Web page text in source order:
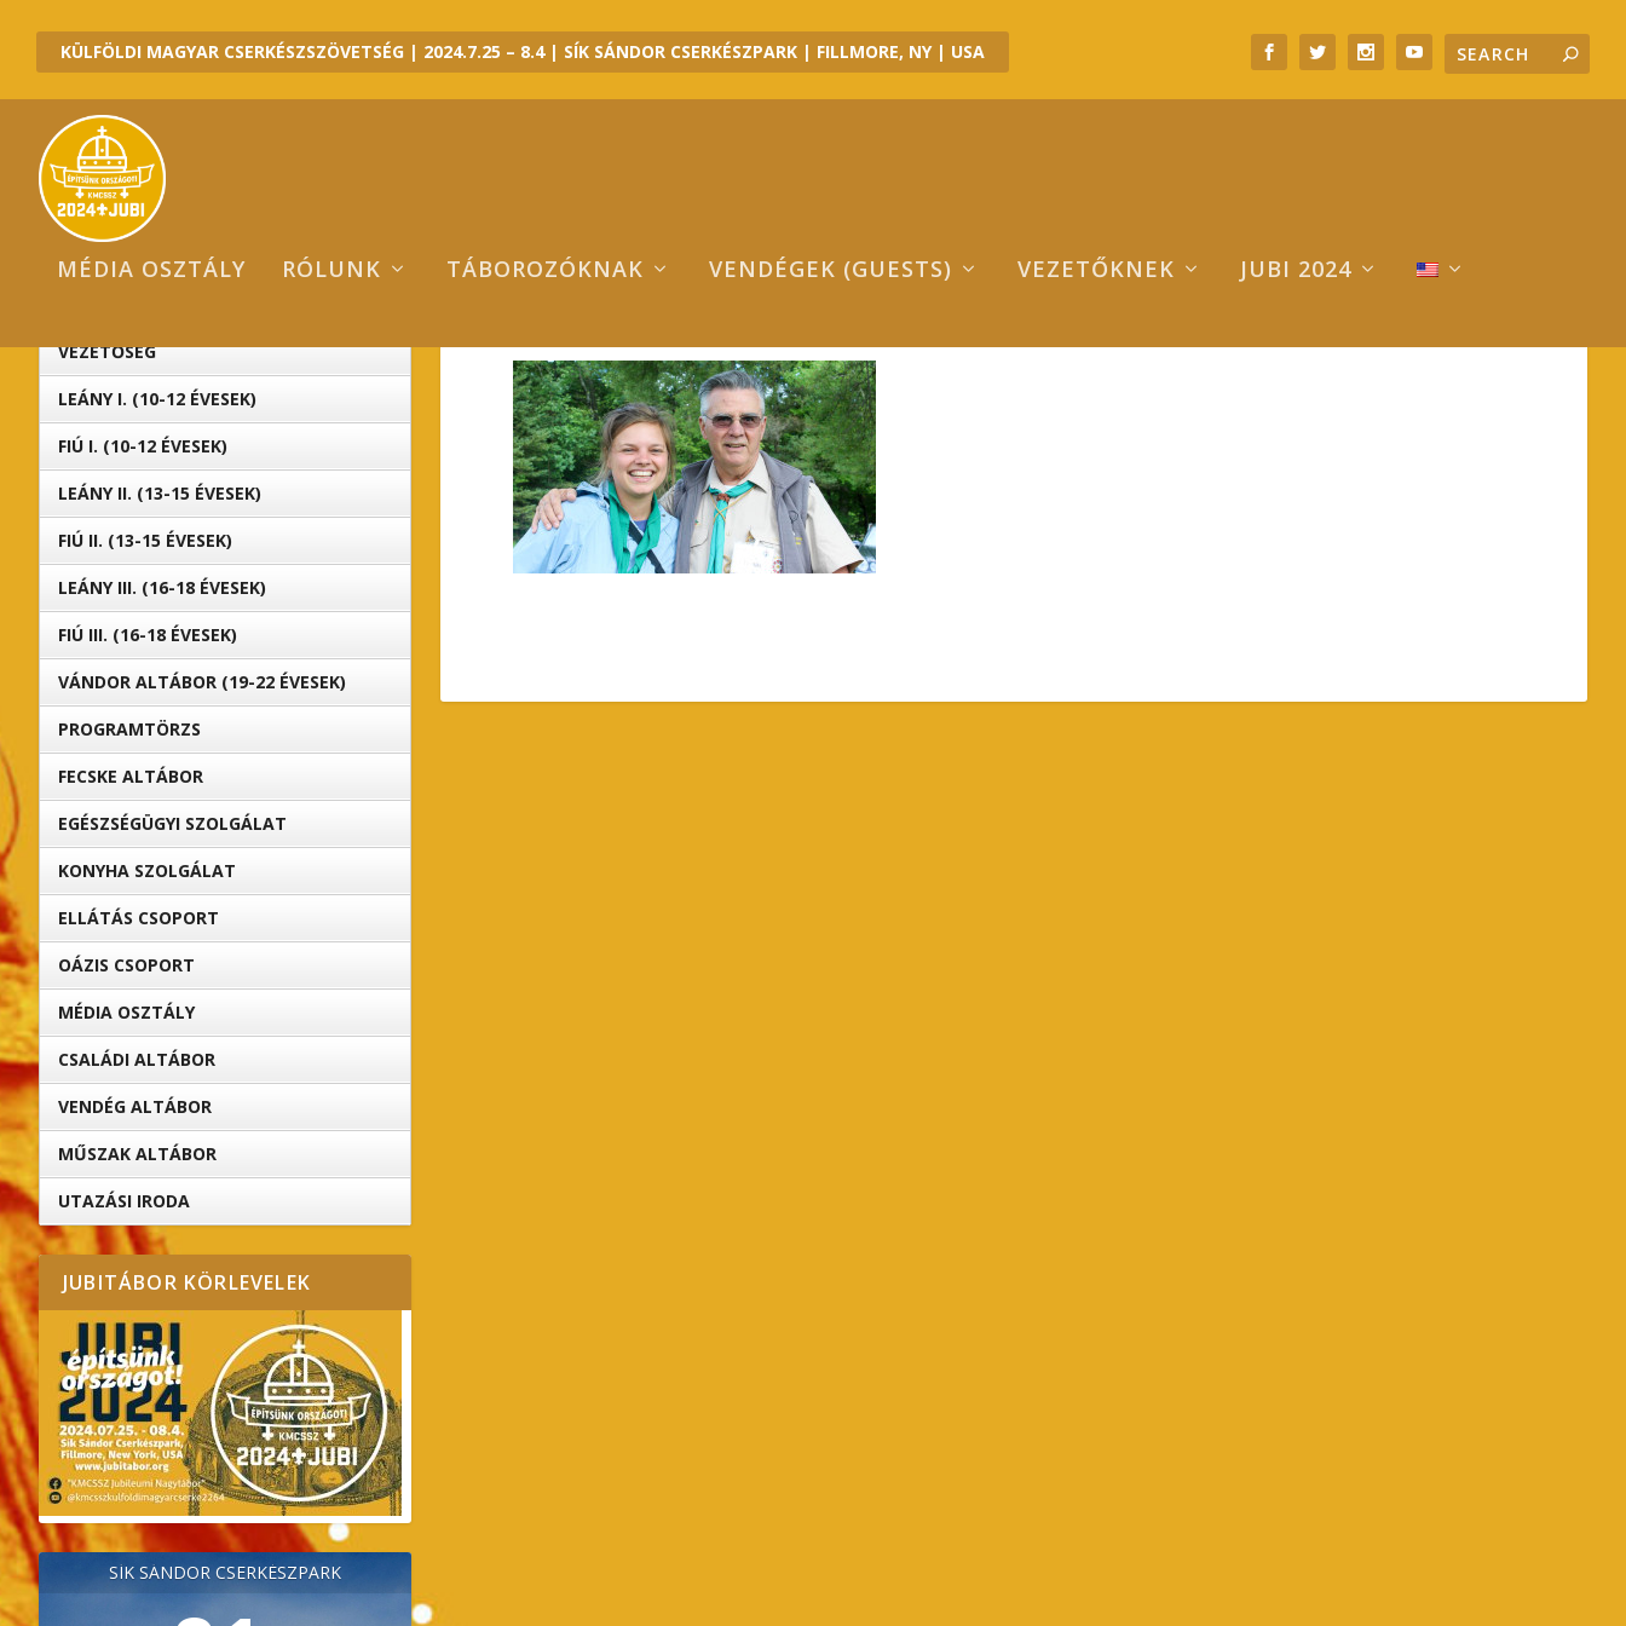
KÜLFÖLDI MAGYAR CSERKÉSZSZÖVETSÉG | 2024.7.25 – 8.4 | SÍK SÁNDOR CSERKÉSZPARK | FILLMORE, NY | USA
MÉDIA OSZTÁLY RÓLUNK TÁBOROZÓKNAK VENDÉGEK (GUESTS) VEZETŐKNEK JUBI 2024
IMG_0220
VEZETŐSÉG
LEÁNY I. (10-12 ÉVESEK)
FIÚ I. (10-12 ÉVESEK)
LEÁNY II. (13-15 ÉVESEK)
FIÚ II. (13-15 ÉVESEK)
LEÁNY III. (16-18 ÉVESEK)
FIÚ III. (16-18 ÉVESEK)
VÁNDOR ALTÁBOR (19-22 ÉVESEK)
PROGRAMTÖRZS
FECSKE ALTÁBOR
EGÉSZSÉGÜGYI SZOLGÁLAT
KONYHA SZOLGÁLAT
ELLÁTÁS CSOPORT
OÁZIS CSOPORT
MÉDIA OSZTÁLY
CSALÁDI ALTÁBOR
VENDÉG ALTÁBOR
MŰSZAK ALTÁBOR
UTAZÁSI IRODA
JUBITÁBOR KÖRLEVELEK
SÍK SÁNDOR CSERKÉSZPARK